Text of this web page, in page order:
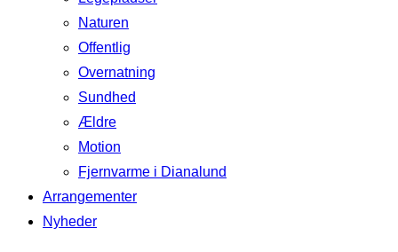
Naturen
Offentlig
Overnatning
Sundhed
Ældre
Motion
Fjernvarme i Dianalund
Arrangementer
Nyheder